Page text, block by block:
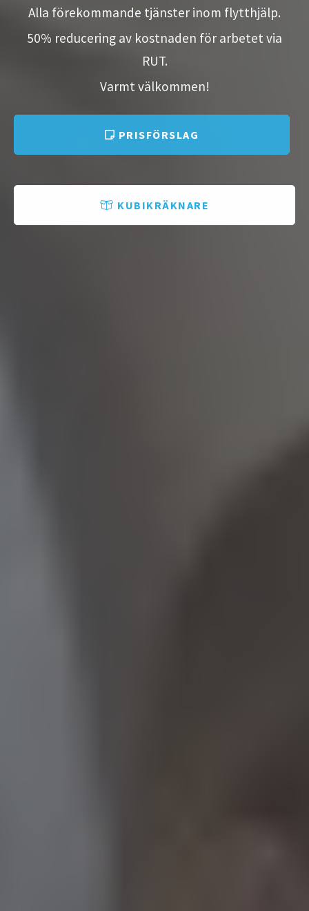
Alla förekommande tjänster inom flytthjälp.
50% reducering av kostnaden för arbetet via
RUT.
Varmt välkommen!
PRISFÖRSLAG
KUBIKRÄKNARE